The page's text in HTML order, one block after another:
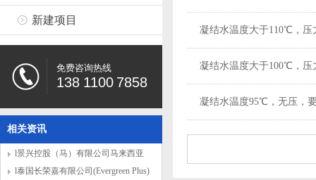
新建项目
免费咨询热线
138 1100 7858
相关资讯
l景兴控股（马）有限公司马来西亚
140万吨浆纸项
l泰国长荣嘉有限公司(Evergreen Plus)
凝结水温度大于110℃，压
凝结水温度大于100℃，压
凝结水温度95℃，无压，